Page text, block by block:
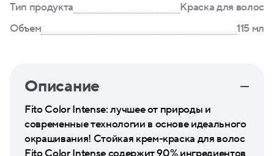
Тип продукта
Краска для волос
Объем
115 мл
Описание
Fito Color Intense: лучшее от природы и
современные технологии в основе идеального
окрашивания! Стойкая крем-краска для волос